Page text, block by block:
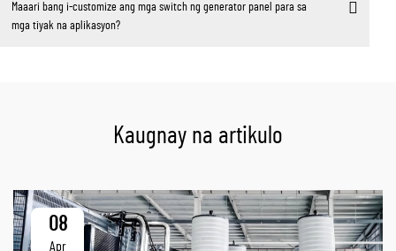
Maaari bang i-customize ang mga switch ng generator panel para sa
mga tiyak na aplikasyon?
Kaugnay na artikulo
08
Apr